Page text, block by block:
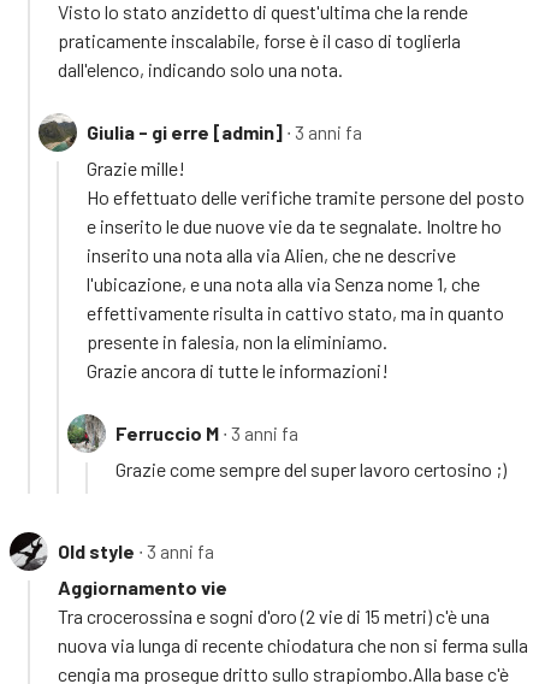
Visto lo stato anzidetto di quest'ultima che la rende
praticamente inscalabile, forse è il caso di toglierla
dall'elenco, indicando solo una nota.
Giulia - gi erre [admin] ∙ 3 anni fa
Grazie mille!
Ho effettuato delle verifiche tramite persone del posto
e inserito le due nuove vie da te segnalate. Inoltre ho
inserito una nota alla via Alien, che ne descrive
l'ubicazione, e una nota alla via Senza nome 1, che
effettivamente risulta in cattivo stato, ma in quanto
presente in falesia, non la eliminiamo.
Grazie ancora di tutte le informazioni!
Ferruccio M ∙ 3 anni fa
Grazie come sempre del super lavoro certosino ;)
Old style ∙ 3 anni fa
Aggiornamento vie
Tra crocerossina e sogni d'oro (2 vie di 15 metri) c'è una
nuova via lunga di recente chiodatura che non si ferma sulla
cengia ma prosegue dritto sullo strapiombo.Alla base c'è